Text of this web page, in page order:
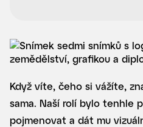
Když víte, čeho si vážíte,
sama. Naší rolí bylo tenhle
pojmenovat a dát mu